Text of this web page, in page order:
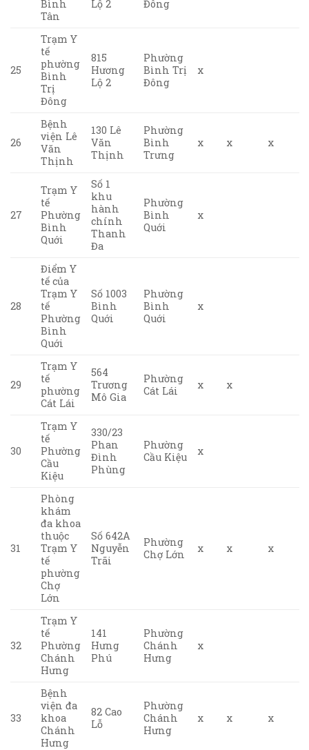
Bình
Tân
Lộ 2 Đông
25
Trạm Y
tế
phường
Bình
Trị
Đông
815
Hương
Lộ 2
Phường
Bình Trị
Đông
x
26
Bệnh
viện Lê
Văn
Thịnh
130 Lê
Văn
Thịnh
Phường
Bình
Trưng
x x x
27
Trạm Y
tế
Phường
Bình
Quới
Số 1
khu
hành
chính
Thanh
Đa
Phường
Bình
Quới
x
28
Điểm Y
tế của
Trạm Y
tế
Phường
Bình
Quới
Số 1003
Bình
Quới
Phường
Bình
Quới
x
29
Trạm Y
tế
phường
Cát Lái
564
Trương
Mô Gia
Phường
Cát Lái
x x
30
Trạm Y
tế
Phường
Cầu
Kiệu
330/23
Phan
Đình
Phùng
Phường
Cầu Kiệu
x
31
Phòng
khám
đa khoa
thuộc
Trạm Y
tế
phường
Chợ
Lớn
Số 642A
Nguyễn
Trãi
Phường
Chợ Lớn
x x x
32
Trạm Y
tế
Phường
Chánh
Hưng
141
Hưng
Phú
Phường
Chánh
Hưng
x
33
Bệnh
viện đa
khoa
Chánh
Hưng
82 Cao
Lỗ
Phường
Chánh
Hưng
x x x